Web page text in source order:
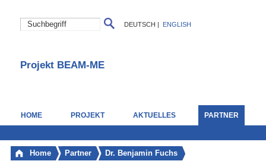
DEUTSCH | ENGLISH
Projekt BEAM-ME
HOME PROJEKT AKTUELLES PARTNER
Home Partner Dr. Benjamin Fuchs